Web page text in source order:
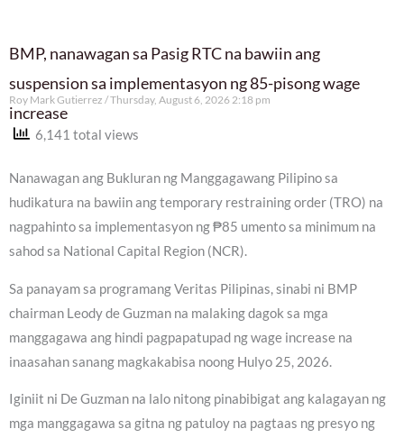
BMP, nanawagan sa Pasig RTC na bawiin ang
suspension sa implementasyon ng 85-pisong wage
increase
Roy Mark Gutierrez Thursday, August 6, 2026 2:18 pm
6,141 total views
Nanawagan ang Bukluran ng Manggagawang Pilipino sa
hudikatura na bawiin ang temporary restraining order (TRO) na
nagpahinto sa implementasyon ng ₱85 umento sa minimum na
sahod sa National Capital Region (NCR).
Sa panayam sa programang Veritas Pilipinas, sinabi ni BMP
chairman Leody de Guzman na malaking dagok sa mga
manggagawa ang hindi pagpapatupad ng wage increase na
inaasahan sanang magkakabisa noong Hulyo 25, 2026.
Iginiit ni De Guzman na lalo nitong pinabibigat ang kalagayan ng
mga manggagawa sa gitna ng patuloy na pagtaas ng presyo ng